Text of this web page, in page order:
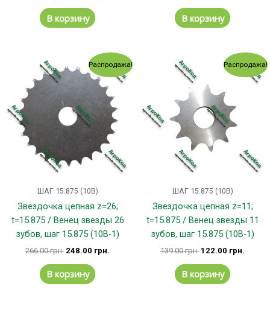
В корзину В корзину
Распродажа!
ШАГ 15.875 (10В)
Звездочка цепная z=26;
t=15.875 / Венец звезды 26
зубов, шаг 15.875 (10В-1)
266.00грн.
Первоначальная
цена
составляла
266.00 грн..
248.00 грн.
Текущая
цена:
248.00 грн..
В корзину
Распродажа!
ШАГ 15.875 (10В)
Звездочка цепная z=11;
t=15.875 / Венец звезды 11
зубов, шаг 15.875 (10В-1)
139.00грн.
Первоначальная
139.00 грн..
122.00 грн.
цена:
В корзину